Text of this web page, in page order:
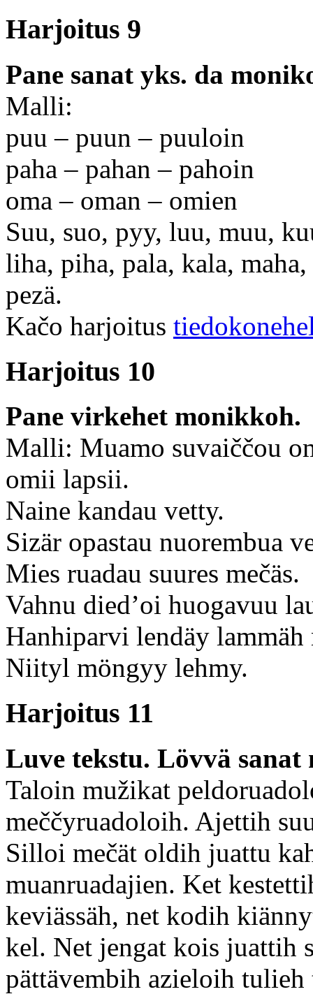
Harjoitus 9
Pane sanat yks. da
Malli:
puu – puun – puuloin
paha – pahan – pahoin
oma – oman – omien
Suu, suo, pyy, luu, muu,
liha, piha, pala, kala,
pezä.
Kačo harjoitus
Harjoitus 10
Pane virkehet monikkoh.
Malli: Muamo suvaiččou
omii lapsii.
Naine kandau vetty.
Sizär opastau nuorembua
Mies ruadau suures mečäs.
Vahnu died’oi huogavuu
Hanhiparvi lendäy lammäh
Niityl möngyy lehmy.
Harjoitus 11
Luve tekstu. Lövvä sanat
Taloin mužikat
meččyruadoloih. Ajettih
Silloi mečät oldih juattu
muanruadajien. Ket
keviässäh, net kodih
kel. Net jengat kois juattih
pättävembih azieloih tulieh